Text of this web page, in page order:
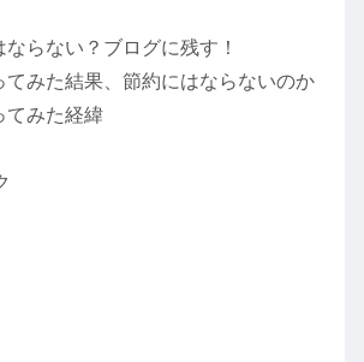
らない？ブログに残す！
てみた結果、節約にはならないのか
てみた経緯